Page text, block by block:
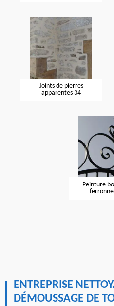
Joints de pierres
apparentes 34
Peinture
ENTREPRISE
DÉMOUSSAGE DE